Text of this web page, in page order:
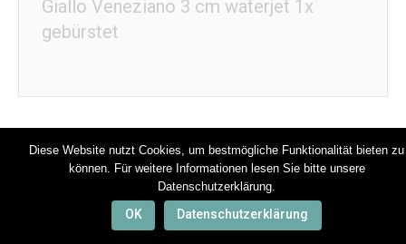
Giallo Veneziano 3 cm waterjet 1x
gebürstet
Footer
Diese Website nutzt Cookies, um bestmögliche Funktionalität bieten zu
können. Für weitere Informationen lesen Sie bitte unsere
Datenschutzerklärung.
OK Datenschutzerklärung